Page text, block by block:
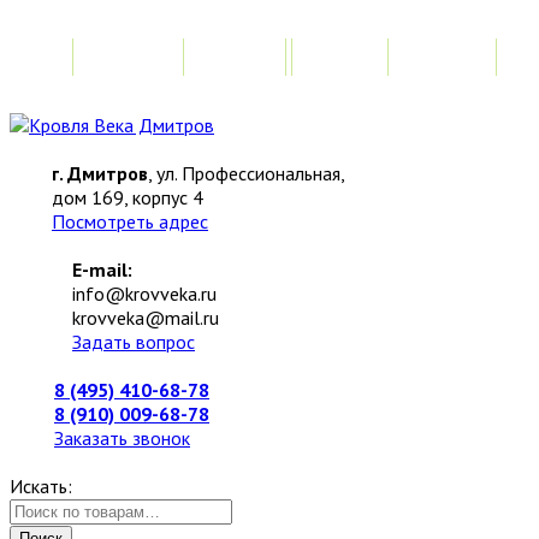
г. Дмитров, ул. Профессиональная,
дом 169, корпус 4
Посмотреть адрес
E-mail:
info@krovveka.ru
krovveka@mail.ru
Задать вопрос
8 (495) 410-68-78
8 (910) 009-68-78
Заказать звонок
Искать: